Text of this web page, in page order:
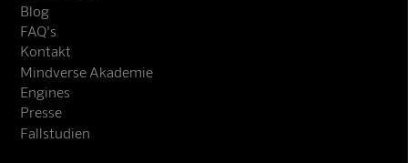
Blog
FAQ's
Kontakt
Mindverse Akademie
Engines
Presse
Fallstudien